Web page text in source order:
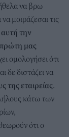
να βρω
μοιράζεσαι τις
αυτή την
μας
ομολογήσει ότι
δε διστάζει να
της εταιρείας.
κάτω των
ότι ο